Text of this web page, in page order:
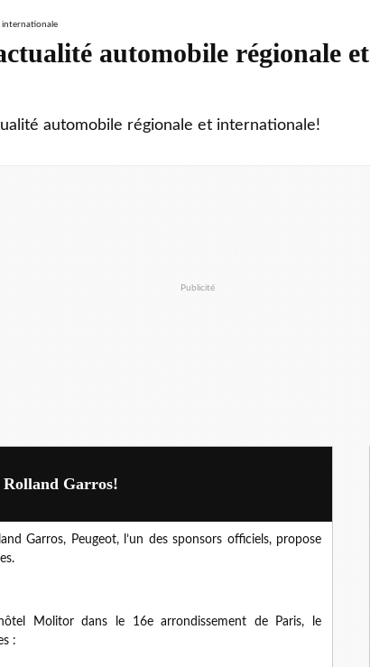
automobile régionale et
automobile régionale et internationale!
Publicité
Rolland Garros!
Garros, Peugeot, l’un des sponsors officiels, propose
Molitor dans le 16e arrondissement de Paris, le
: